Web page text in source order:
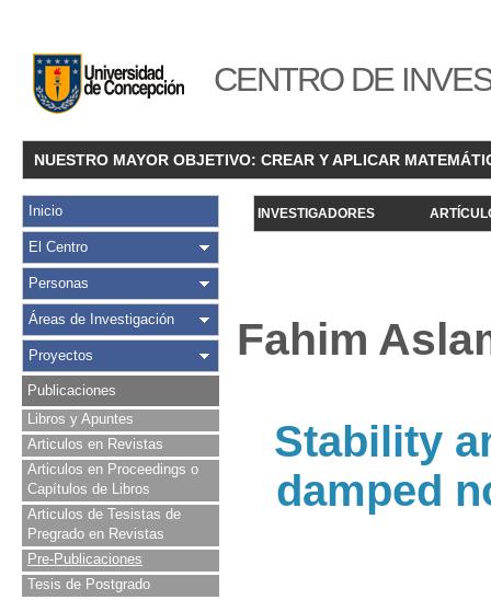
CENTRO DE
NUESTRO MAYOR OBJETIVO: CREAR Y APLICAR
Inicio
El Centro
Personas
Áreas de Investigación
Proyectos
Publicaciones
Libros y Apuntes
Articulos en Revistas
Articulos en Proceedings o
Capítulos de Libros
Articulos de Tesistas de
Pregrado en Revistas
Pre-Publicaciones
Tesis de Postgrado
INVESTIGADORES
Fahim
Stability
damped